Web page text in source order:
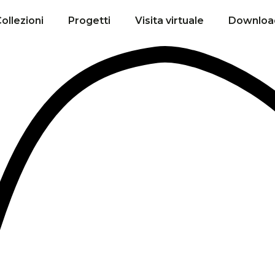
Progetti Visita virtuale